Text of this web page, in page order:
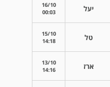
יעל
16/10
00:03
טל
15/10
14:18
ארז
13/10
14:16